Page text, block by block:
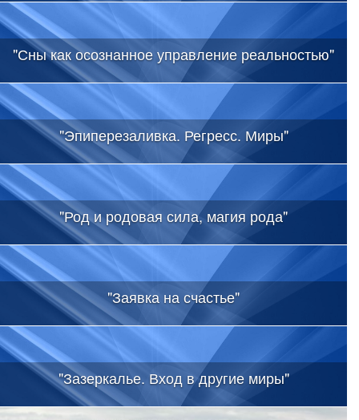
"Сны как осознанное управление реальностью"
"Эпиперезаливка. Регресс. Миры"
"Род и родовая сила, магия рода"
"Заявка на счастье"
"Зазеркалье. Вход в другие миры"